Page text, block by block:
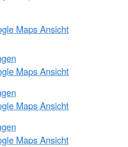
Maps Ansicht
Maps Ansicht
Maps Ansicht
Maps Ansicht